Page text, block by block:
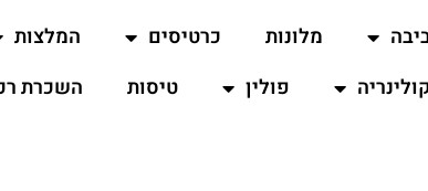
מלונות כרטיסים
המלצות
קולינריה
פולין טיסות השכרת